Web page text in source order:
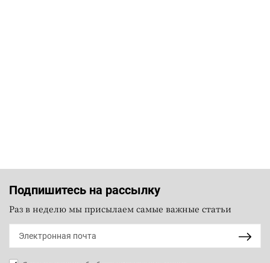
Подпишитесь на рассылку
Раз в неделю мы присылаем самые важные статьи